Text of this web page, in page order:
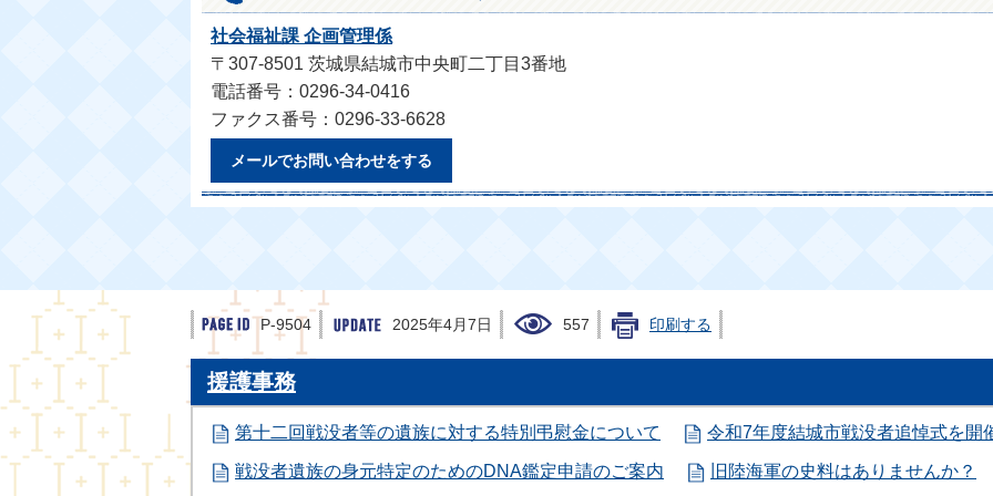
社会福祉課 企画管理係
〒307-8501 茨城県結城市中央町二丁目3番地
電話番号：0296-34-0416
ファクス番号：0296-33-6628
メールでお問い合わせをする
P-9504 2025年4月7日 557 印刷する
援護事務
第十二回戦没者等の遺族に対する特別弔慰金について 令和7年度結城市戦没者追悼式を開
戦没者遺族の身元特定のためのDNA鑑定申請のご案内 旧陸海軍の史料はありませんか？